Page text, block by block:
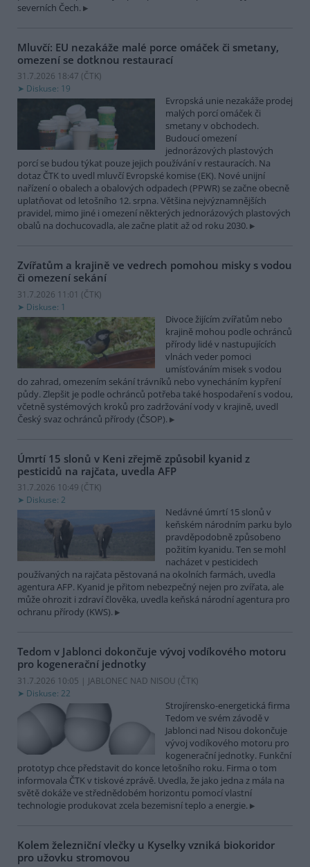
severních Čech.
Mluvčí: EU nezakáže malé porce omáček či smetany,
omezení se dotknou restaurací
31.7.2026 18:47 (ČTK)
Diskuse: 19
Evropská unie nezakáže prodej
malých porcí omáček či
smetany v obchodech.
Budoucí omezení
jednorázových plastových
porcí se budou týkat pouze jejich používání v restauracích. Na
dotaz ČTK to uvedl mluvčí Evropské komise (EK). Nové unijní
nařízení o obalech a obalových odpadech (PPWR) se začne obecně
uplatňovat od letošního 12. srpna. Většina nejvýznamnějších
pravidel, mimo jiné i omezení některých jednorázových plastových
obalů na dochucovadla, ale začne platit až od roku 2030.
Zvířatům a krajině ve vedrech pomohou misky s vodou
či omezení sekání
31.7.2026 11:01 (ČTK)
Diskuse: 1
Divoce žijícím zvířatům nebo
krajině mohou podle ochránců
přírody lidé v nastupujících
vlnách veder pomoci
umísťováním misek s vodou
do zahrad, omezením sekání trávníků nebo vynecháním kypření
půdy. Zlepšit je podle ochránců potřeba také hospodaření s vodou,
včetně systémových kroků pro zadržování vody v krajině, uvedl
Český svaz ochránců přírody (ČSOP).
Úmrtí 15 slonů v Keni zřejmě způsobil kyanid z
pesticidů na rajčata, uvedla AFP
31.7.2026 10:49 (ČTK)
Diskuse: 2
Nedávné úmrtí 15 slonů v
keňském národním parku bylo
pravděpodobně způsobeno
požitím kyanidu. Ten se mohl
nacházet v pesticidech
používaných na rajčata pěstovaná na okolních farmách, uvedla
agentura AFP. Kyanid je přitom nebezpečný nejen pro zvířata, ale
může ohrozit i zdraví člověka, uvedla keňská národní agentura pro
ochranu přírody (KWS).
Tedom v Jablonci dokončuje vývoj vodíkového motoru
pro kogenerační jednotky
31.7.2026 10:05 | JABLONEC NAD NISOU (ČTK)
Diskuse: 22
Strojírensko-energetická firma
Tedom ve svém závodě v
Jablonci nad Nisou dokončuje
vývoj vodíkového motoru pro
kogenerační jednotky. Funkční
prototyp chce představit do konce letošního roku. Firma o tom
informovala ČTK v tiskové zprávě. Uvedla, že jako jedna z mála na
světě dokáže ve střednědobém horizontu pomocí vlastní
technologie produkovat zcela bezemisní teplo a energie.
Kolem železniční vlečky u Kyselky vzniká biokoridor
pro užovku stromovou